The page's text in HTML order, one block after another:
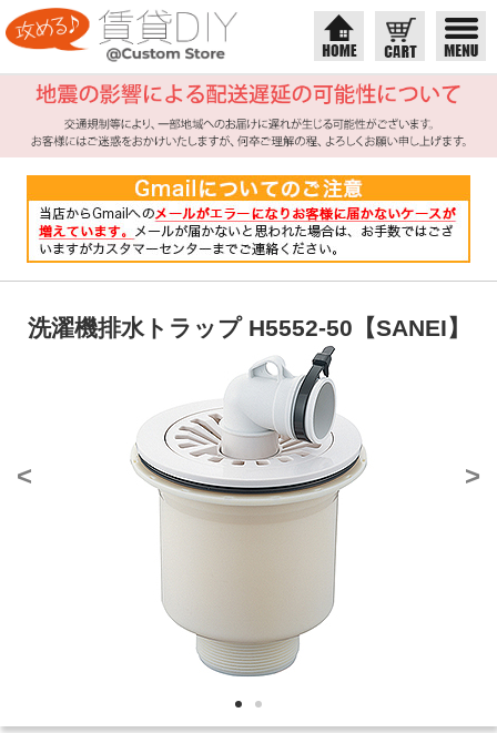
洗濯機排水トラップ H5552-50【SANEI】
< >